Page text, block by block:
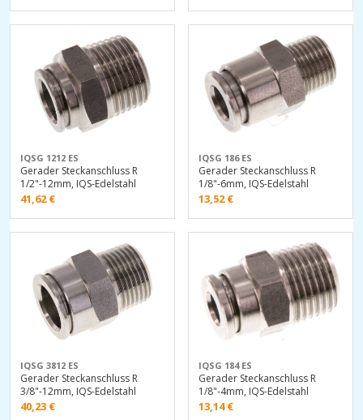
IQSG 1212 ES
Gerader Steckanschluss R
1/2"-12mm, IQS-Edelstahl
41,62€
IQSG 186 ES
Gerader Steckanschluss R
1/8"-6mm, IQS-Edelstahl
13,52€
IQSG 3812 ES
Gerader Steckanschluss R
3/8"-12mm, IQS-Edelstahl
40,23 €
IQSG 184 ES
Gerader Steckanschluss R
1/8"-4mm, IQS-Edelstahl
13,14€